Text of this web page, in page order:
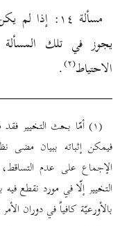
مسألة ۱٤:
يجوز في تلك
الاحتياط(۲) .
(۱) أمّا بحث التخيير
فيمكن إثباته ببيان مضى
الإجماع على عدم
التخيير إلّا في مورد نقطع
بالأورعيّة كافياً في دوران